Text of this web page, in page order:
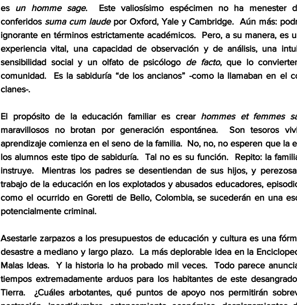
es un homme sage.  Este valiosísimo espécimen no ha menester
conferidos suma cum laude por Oxford, Yale y Cambridge.  Aún más:
ignorante en términos estrictamente académicos.  Pero, a su manera, es
experiencia vital, una capacidad de observación y de análisis, una
sensibilidad social y un olfato de psicólogo de facto, que lo
comunidad.  Es la sabiduría “de los ancianos” -como la llamaban en el
clanes-.
El propósito de la educación familiar es crear hommes et femmes
maravillosos no brotan por generación espontánea.  Son tesoros
aprendizaje comienza en el seno de la familia.  No, no, no esperen que la
los alumnos este tipo de sabiduría.  Tal no es su función.  Repito: la
instruye.  Mientras los padres se desentiendan de sus hijos, y
trabajo de la educación en los explotados y abusados educadores,
como el ocurrido en Goretti de Bello, Colombia, se sucederán en una
potencialmente criminal.
Asestarle zarpazos a los presupuestos de educación y cultura es una
desastre a mediano y largo plazo.  La más deplorable idea en la
Malas Ideas.  Y la historia lo ha probado mil veces.  Todo parece
tiempos extremadamente arduos para los habitantes de este
Tierra.  ¿Cuáles arbotantes, qué puntos de apoyo nos permitirán